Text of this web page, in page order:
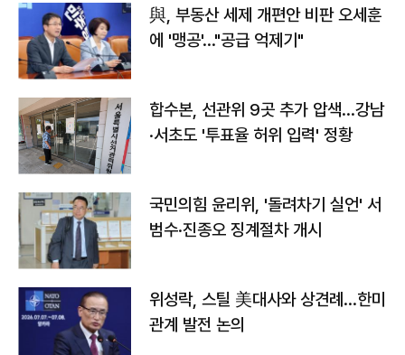
與, 부동산 세제 개편안 비판 오세훈
에 '맹공'…"공급 억제기"
합수본, 선관위 9곳 추가 압색…강남
·서초도 '투표율 허위 입력' 정황
국민의힘 윤리위, '돌려차기 실언' 서
범수·진종오 징계절차 개시
위성락, 스틸 美대사와 상견례…한미
관계 발전 논의